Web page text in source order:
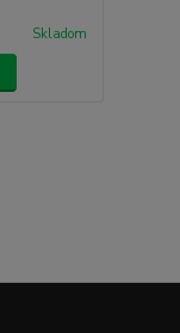
Skladom